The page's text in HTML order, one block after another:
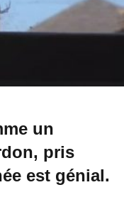
un
pris
est génial.